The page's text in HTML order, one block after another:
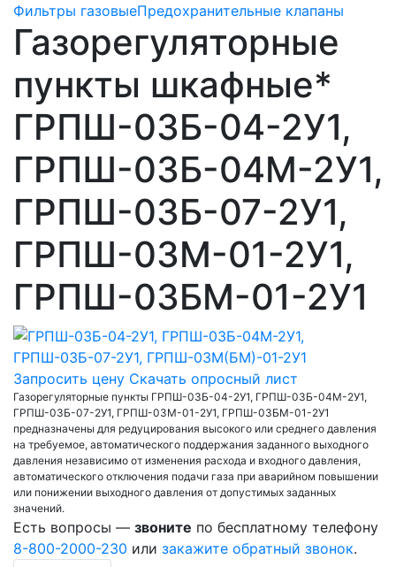
Фильтры газовыеПредохранительные клапаны
Газорегуляторные
пункты шкафные*
ГРПШ-03Б-04-2У1,
ГРПШ-03Б-04М-2У1,
ГРПШ-03Б-07-2У1,
ГРПШ-03М-01-2У1,
ГРПШ-03БМ-01-2У1
Запросить цену Скачать опросный лист
Газорегуляторные пункты ГРПШ-03Б-04-2У1, ГРПШ-03Б-04М-2У1,
ГРПШ-03Б-07-2У1, ГРПШ-03М-01-2У1, ГРПШ-03БМ-01-2У1
предназначены для редуцирования высокого или среднего давления
на требуемое, автоматического поддержания заданного выходного
давления независимо от изменения расхода и входного давления,
автоматического отключения подачи газа при аварийном повышении
или понижении выходного давления от допустимых заданных
значений.
Есть вопросы — звоните по бесплатному телефону
8-800-2000-230 или закажите обратный звонок.